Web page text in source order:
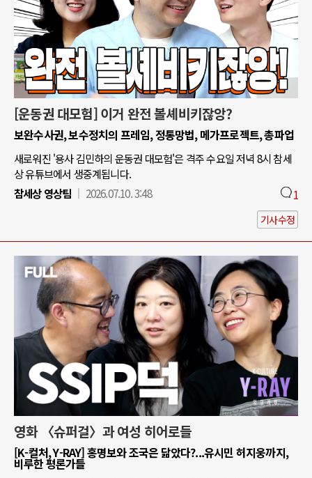
[운동권 대모험] 이거 완전 볼셰비키잖앙?
보완수사권, 보수정치의 프레임, 정통망법, 메가프로젝트, 총파업
새로워진 '용사 김민하의 운동권 대모험'은 격주 수요일 저녁 8시 참세
상 유튜브에서 생중계됩니다.
참세상 영상팀
2026.07.10. 3:48 1
기사수정
영화 〈슈퍼걸〉과 여성 히어로들
[K-컬처, Y-RAY] 홍명보와 조국은 닮았다?...유시민 허지웅까지,
비루한 평론가들